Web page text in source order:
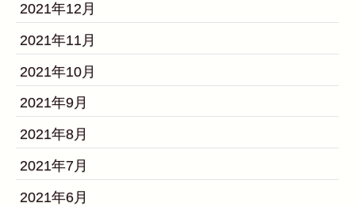
2021年12月
2021年11月
2021年10月
2021年9月
2021年8月
2021年7月
2021年6月